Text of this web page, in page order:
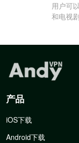
用户可
和电视剧
产品
iOS下载
Android下载